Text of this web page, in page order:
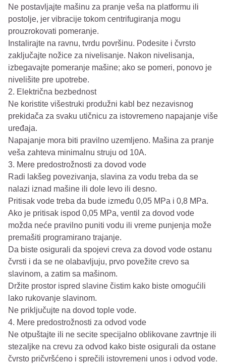
Ne postavljajte mašinu za pranje veša na platformu ili
postolje, jer vibracije tokom centrifugiranja mogu
prouzrokovati pomeranje.
Instalirajte na ravnu, tvrdu površinu. Podesite i čvrsto
zaključajte nožice za nivelisanje. Nakon nivelisanja,
izbegavajte pomeranje mašine; ako se pomeri, ponovo je
nivelišite pre upotrebe.
2. Električna bezbednost
Ne koristite višestruki produžni kabl bez nezavisnog
prekidača za svaku utičnicu za istovremeno napajanje više
uređaja.
Napajanje mora biti pravilno uzemljeno. Mašina za pranje
veša zahteva minimalnu struju od 10A.
3. Mere predostrožnosti za dovod vode
Radi lakšeg povezivanja, slavina za vodu treba da se
nalazi iznad mašine ili dole levo ili desno.
Pritisak vode treba da bude između 0,05 MPa i 0,8 MPa.
Ako je pritisak ispod 0,05 MPa, ventil za dovod vode
možda neće pravilno puniti vodu ili vreme punjenja može
premašiti programirano trajanje.
Da biste osigurali da spojevi creva za dovod vode ostanu
čvrsti i da se ne olabavljuju, prvo povežite crevo sa
slavinom, a zatim sa mašinom.
Držite prostor ispred slavine čistim kako biste omogućili
lako rukovanje slavinom.
Ne priključujte na dovod tople vode.
4. Mere predostrožnosti za odvod vode
Ne otpuštajte ili ne secite specijalno oblikovane zavrtnje ili
stezaljke na crevu za odvod kako biste osigurali da ostane
čvrsto pričvršćeno i sprečili istovremeni unos i odvod vode.